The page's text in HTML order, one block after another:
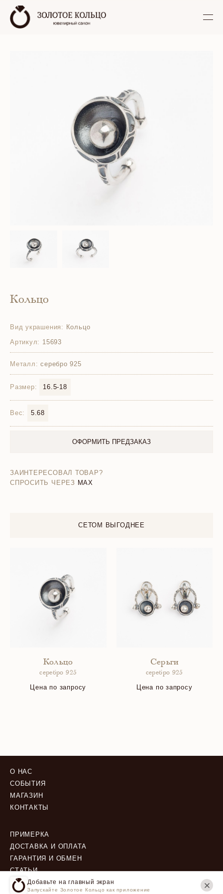
Добавьте на главный экран
Запускайте Золотое Кольцо как приложение
Кольцо
Вид украшения: Кольцо
Артикул: 15693
Металл: серебро 925
Размер: 16.5-18
Вес: 5.68
ОФОРМИТЬ ПРЕДЗАКАЗ
ЗАИНТЕРЕСОВАЛ ТОВАР?
СПРОСИТЬ ЧЕРЕЗ MAX
СЕТОМ ВЫГОДНЕЕ
Кольцо
серебро 925
Цена по запросу
Серьги
серебро 925
Цена по запросу
О НАС
СОБЫТИЯ
МАГАЗИН
КОНТАКТЫ
ПРИМЕРКА
ДОСТАВКА И ОПЛАТА
ГАРАНТИЯ И ОБМЕН
СТАТЬИ